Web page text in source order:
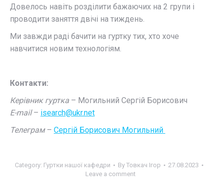
Довелось навіть розділити бажаючих на 2 групи і
проводити заняття двічі на тиждень.
Ми завжди раді бачити на гуртку тих, хто хоче
навчитися новим технологіям.
Контакти:
Керівник гуртка – Могильний Сергій Борисович
E-mail– isearch@ukr.net
Телеграм – Сергій Борисович Могильний
Category: Гуртки нашої кафедри By Товкач Ігор
27.08.2023
Leave a comment